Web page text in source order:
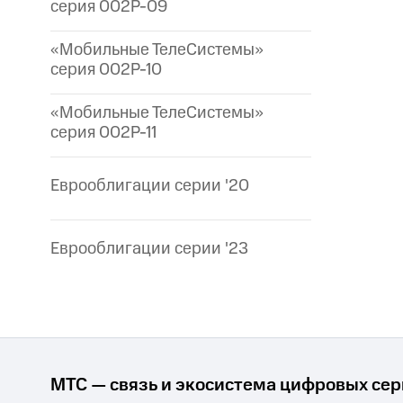
серия 002P-09
«Мобильные ТелеСистемы»
серия 002P-10
«Мобильные ТелеСистемы»
серия 002P-11
Еврооблигации серии '20
Еврооблигации серии '23
МТС — связь и экосистема цифровых